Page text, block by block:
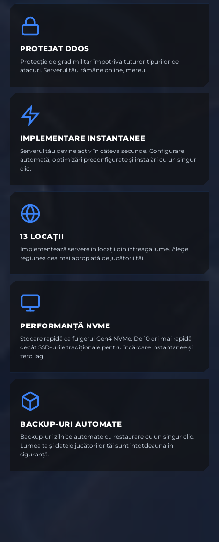
PROTEJAT DDOS
Protecție de grad militar împotriva tuturor tipurilor de
atacuri. Serverul tău rămâne online, mereu.
IMPLEMENTARE INSTANTANEE
Serverul tău devine activ în câteva secunde. Configurare
automată, optimizări preconfigurate și instalări cu un singur
clic.
13 LOCAȚII
Implementează servere în locații din întreaga lume. Alege
regiunea cea mai apropiată de jucătorii tăi.
PERFORMANȚĂ NVME
Stocare rapidă ca fulgerul Gen4 NVMe. De 10 ori mai rapidă
decât SSD-urile tradiționale pentru încărcare instantanee și
zero lag.
BACKUP-URI AUTOMATE
Backup-uri zilnice automate cu restaurare cu un singur clic.
Lumea ta și datele jucătorilor tăi sunt întotdeauna în
siguranță.